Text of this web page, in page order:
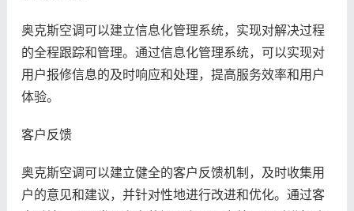
奥克斯空调可以建立信息化管理系统，实现对解决过程
的全程跟踪和管理。通过信息化管理系统，可以实现对
用户报修信息的及时响应和处理，提高服务效率和用户
体验。
客户反馈
奥克斯空调可以建立健全的客户反馈机制，及时收集用
户的意见和建议，并针对性地进行改进和优化。通过客